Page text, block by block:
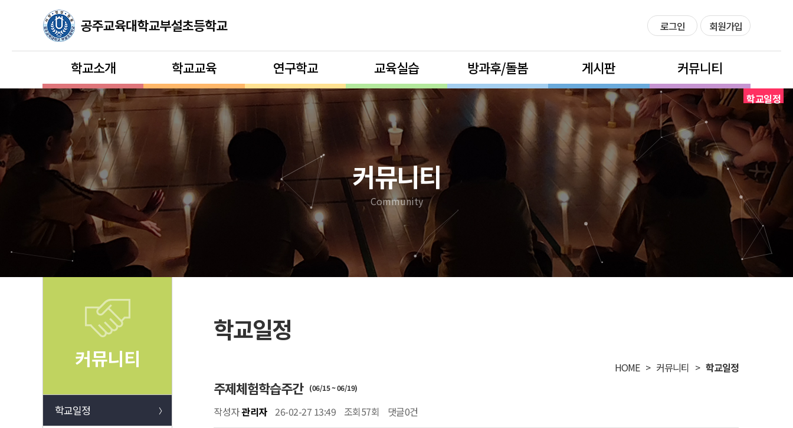
로그인 회원가입
학교소개 학교교육 연구학교 교육실습 방과후/돌봄 게시판 커뮤니티
커뮤니티
Community
커뮤니티
학교일정 〉
학교일정
HOME 커뮤니티 학교일정
학교일정
주제체험학습주간 (06/15 ~ 06/19)
작성자관리자 26-02-27 13:49 조회57회 댓글0건